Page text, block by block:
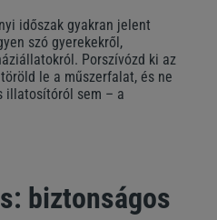
időszak gyakran jelent
szó gyerekekről,
Porszívózd ki az
le a műszerfalat, és ne
illatosítóról sem – a
biztonságos